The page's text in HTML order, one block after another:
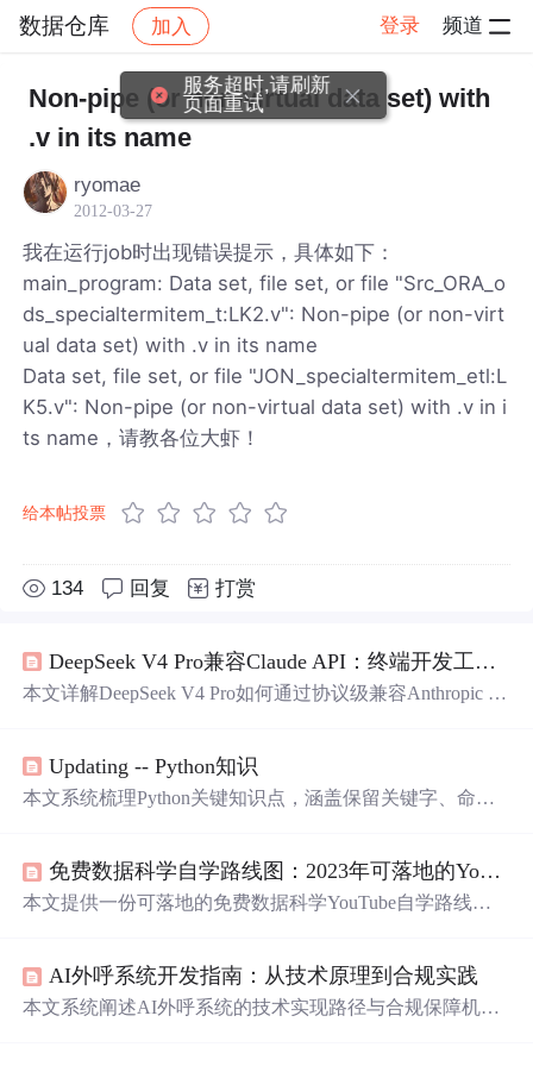
数据仓库 加入 登录 频道
社区 数据仓库 帖子详情
Non-pipe (or non-virtual data set) with
.v in its name
ryomae
2012-03-27
我在运行job时出现错误提示，具体如下：
main_program: Data set, file set, or file "Src_ORA_o
ds_specialtermitem_t:LK2.v": Non-pipe (or non-virt
ual data set) with .v in its name
Data set, file set, or file "JON_specialtermitem_etl:L
K5.v": Non-pipe (or non-virtual data set) with .v in i
ts name，请教各位大虾！
给本帖投票
134 回复 打赏
DeepSeek V4 Pro兼容Claude API：终端开发工作流重置指南
本文详解DeepSeek V4 Pro如何通过协议级兼容Anthropic A
ode深度集成及生产部署架构。强调V4-Pro[1m]的时间维度
推理增强能力、上下文管理黄金法则与CLI作为Unix管道
Updating -- Python知识
本文系统梳理Python关键知识点，涵盖保留关键字、命名
片、生成器yield、偏函数、模块导入、__name__=='__main
__'用法，以及PEP 8风格指南和Python之禅等核心编程哲
免费数据科学自学路线图：2023年可落地的YouTube学习地图
本文提供一份可落地的免费数据科学YouTube自学路线
觉，Corey Schafer强化Python工程能力，Ken Jee驱动Kaggle
实战，DataSchool构建生产级流水线。强调时效性（2023
AI外呼系统开发指南：从技术原理到合规实践
本文系统阐述AI外呼系统的技术实现路径与合规保障机
服务超时,请刷新
页面重试